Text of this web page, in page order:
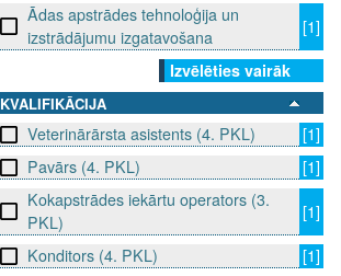
Ādas apstrādes tehnoloģija un
izstrādājumu izgatavošana
[1]
Izvēlēties vairāk
KVALIFIKĀCIJA
Veterinārārsta asistents (4. PKL)
[1]
Pavārs (4. PKL)
[1]
Kokapstrādes iekārtu operators (3.
PKL)
[1]
Konditors (4. PKL)
[1]